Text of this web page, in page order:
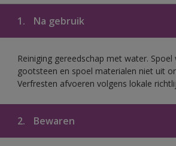
1. Na gebruik
Reiniging gereedschap met water.
gootsteen en spoel materialen niet uit
Verfresten afvoeren volgens lokale
2. Bewaren